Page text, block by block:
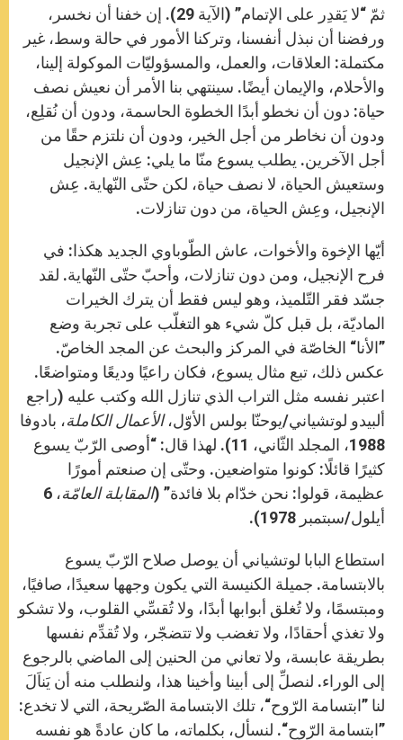
ثمّ “لا يَقدِر على الإتمام” (الآية 29). إن خفنا أن نخسر،
ورفضنا أن نبذل أنفسنا، وتركنا الأمور في حالة وسط، غير
مكتملة: العلاقات، والعمل، والمسؤوليّات الموكولة إلينا،
والأحلام، والإيمان أيضًا. سينتهي بنا الأمر أن نعيش نصف
حياة: دون أن نخطو أبدًا الخطوة الحاسمة، ودون أن نُقلِع،
ودون أن نخاطر من أجل الخير، ودون أن نلتزم حقًا من
أجل الآخرين. يطلب يسوع منّا ما يلي: عِش الإنجيل
وستعيش الحياة، لا نصف حياة، لكن حتّى النّهاية. عِش
الإنجيل، وعِش الحياة، من دون تنازلات.
أيّها الإخوة والأخوات، عاش الطّوباوي الجديد هكذا: في
فرح الإنجيل، ومن دون تنازلات، وأحبّ حتّى النّهاية. لقد
جسّد فقر التّلميذ، وهو ليس فقط أن يترك الخيرات
الماديّة، بل قبل كلّ شيء هو التغلّب على تجربة وضع
”الأنا“ الخاصّة في المركز والبحث عن المجد الخاصّ.
عكس ذلك، تبع مثال يسوع، فكان راعيًا وديعًا ومتواضعًا.
اعتبر نفسه مثل التراب الذي تنازل الله وكتب عليه (راجع
ألبيدو لوتشياني/يوحنّا بولس الأوّل،الأعمال الكاملة، بادوفا
1988، المجلد الثّاني، 11). لهذا قال: “أوصى الرّبّ يسوع
كثيرًا قائلًا: كونوا متواضعين. وحتّى إن صنعتم أمورًا
عظيمة، قولوا: نحن خدّام بلا فائدة” (المقابلة العامّة ، 6
أيلول/سبتمبر 1978).
استطاع البابا لوتشياني أن يوصل صلاح الرّبّ يسوع
بالابتسامة. جميلة الكنيسة التي يكون وجهها سعيدًا، صافيًا،
ومبتسمًا، ولا تُغلق أبوابها أبدًا، ولا تُقسِّي القلوب، ولا تشكو
ولا تغذي أحقادًا، ولا تغضب ولا تتضجّر، ولا تُقدِّم نفسها
بطريقة عابسة، ولا تعاني من الحنين إلى الماضي بالرجوع
إلى الوراء. لنصلِّ إلى أبينا وأخينا هذا، ولنطلب منه أن يَناَلَ
لنا ”ابتسامة الرّوح“، تلك الابتسامة الصّريحة، التي لا تخدع:
”ابتسامة الرّوح“. لنسأل، بكلماته، ما كان عادةً هو نفسه